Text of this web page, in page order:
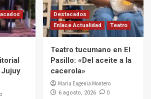
Destacados
Enlace Actualidad
Teatro
Teatro tucumano en El
Pasillo: «Del aceite a la
cacerola»
Maria Eugenia Montero
6 agosto, 2026 0